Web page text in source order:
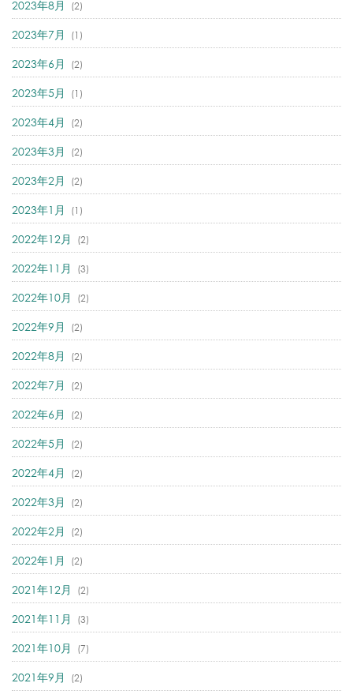
2023年8月 (2)
2023年7月 (1)
2023年6月 (2)
2023年5月 (1)
2023年4月 (2)
2023年3月 (2)
2023年2月 (2)
2023年1月 (1)
2022年12月 (2)
2022年11月 (3)
2022年10月 (2)
2022年9月 (2)
2022年8月 (2)
2022年7月 (2)
2022年6月 (2)
2022年5月 (2)
2022年4月 (2)
2022年3月 (2)
2022年2月 (2)
2022年1月 (2)
2021年12月 (2)
2021年11月 (3)
2021年10月 (7)
2021年9月 (2)